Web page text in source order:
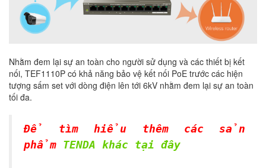
Nhằm đem lại sự an toàn cho người sử dụng và các thiết bị kết
nối, TEF1110P có khả năng bảo vệ kết nối PoE trước các hiện
tượng sấm set với dòng điện lên tới 6kV nhằm đem lại sự an toàn
tối đa.
Để tìm hiểu thêm các sản
phẩm TENDA khác tại đây